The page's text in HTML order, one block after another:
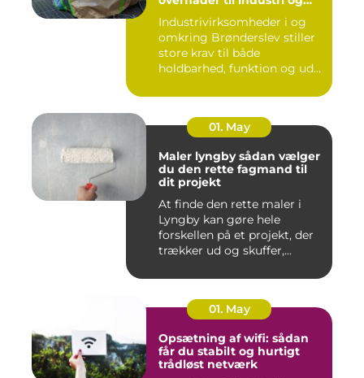
Industrivirksomheder i og
omkring Brønderslev stiller
store krav til både
holdbarhed, funktion og ud...
01. May
Maler lyngby sådan vælger
du den rette fagmand til
dit projekt
At finde den rette maler i
Lyngby kan gøre hele
forskellen på et projekt, der
trækker ud og skuffer,...
01. May
Opsætning af wifi: sådan
får du stabilt og hurtigt
trådløst netværk